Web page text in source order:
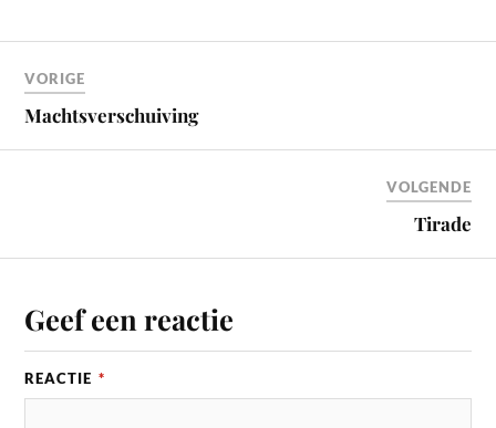
VORIGE
Machtsverschuiving
VOLGENDE
Tirade
Geef een reactie
REACTIE *